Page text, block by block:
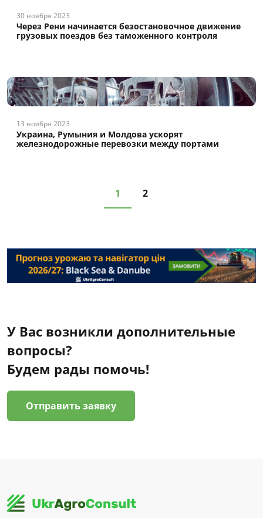
30 ноября 2023
Через Рени начинается безостановочное движение
грузовых поездов без таможенного контроля
13 ноября 2023
Украина, Румыния и Молдова ускорят
железнодорожные перевозки между портами
1 2
У Вас возникли дополнительные
вопросы?
Будем рады помочь!
Отправить заявку